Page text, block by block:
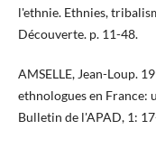
l'ethnie. Ethnies,
Découverte. p. 11-48.
AMSELLE, Jean-Loup.
ethnologues en France:
Bulletin de l'APAD, 1: